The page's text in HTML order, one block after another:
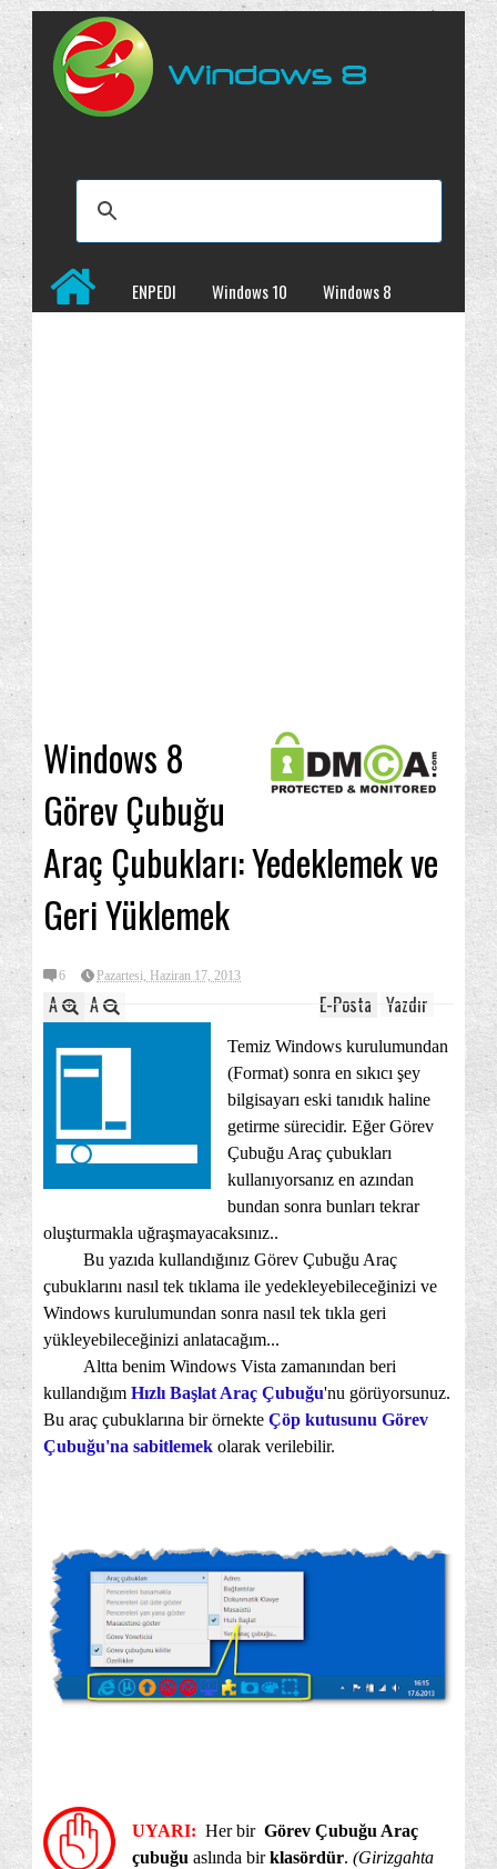
ENPEDI Windows 10
Windows 8
Windows 8
Görev Çubuğu
Araç Çubukları: Yedeklemek ve
Geri Yüklemek
6 Pazartesi, Haziran 17, 2013
A A Yazdır
E-Posta
Temiz Windows kurulumundan
(Format) sonra en sıkıcı şey
bilgisayarı eski tanıdık haline
getirme sürecidir. Eğer Görev
Çubuğu Araç çubukları
kullanıyorsanız en azından
bundan sonra bunları tekrar
oluşturmakla uğraşmayacaksınız..
Bu yazıda kullandığınız Görev Çubuğu Araç
çubuklarını nasıl tek tıklama ile yedekleyebileceğinizi ve
Windows kurulumundan sonra nasıl tek tıkla geri
yükleyebileceğinizi anlatacağım...
Altta benim Windows Vista zamanından beri
kullandığım Hızlı Başlat Araç Çubuğu'nu görüyorsunuz.
Bu araç çubuklarına bir örnekte Çöp kutusunu Görev
Çubuğu'na sabitlemek olarak verilebilir.
UYARI: Her bir Görev Çubuğu Araç
çubuğu aslında birklasördür. (Girizgahta